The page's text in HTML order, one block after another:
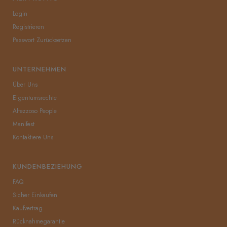
yıllar kullanmanıza olanak tanıyacak. Doğal
alabilecek. Dünya’nın en iyi zanaatkarları
birinci sınıf deriyi mükemmel el işçiliği ve
[%100 İTALYAN YÜN ASTAR]
Merinos koyun yünü astar soğuk kış
günlerinde hem ellerinizi sıcacık tutacak, hem
Soğuk hava ve rüzgar cildinizin nem içeriğini
azaltarak kepeklenme, kızarıklık, koyulaşma,
yanma, kaşıntı ve erken yaşlanma gibi pek
kullanarak müşterilerinin ihtiyaçlarına yönelik
[İTALYAN FİT KALIP]
seçmeniz durumunda Pakra adeta elinizde
ikinci bir cilt gibi duracaktır. Fit ve modern
Login
Registrieren
Passwort Zurücksetzen
UNTERNEHMEN
Über Uns
Eigentumsrechte
Altezzoso People
Manifest
Kontaktiere Uns
KUNDENBEZIEHUNG
FAQ
Sicher Einkaufen
Kaufvertrag
Rücknahmegarantie